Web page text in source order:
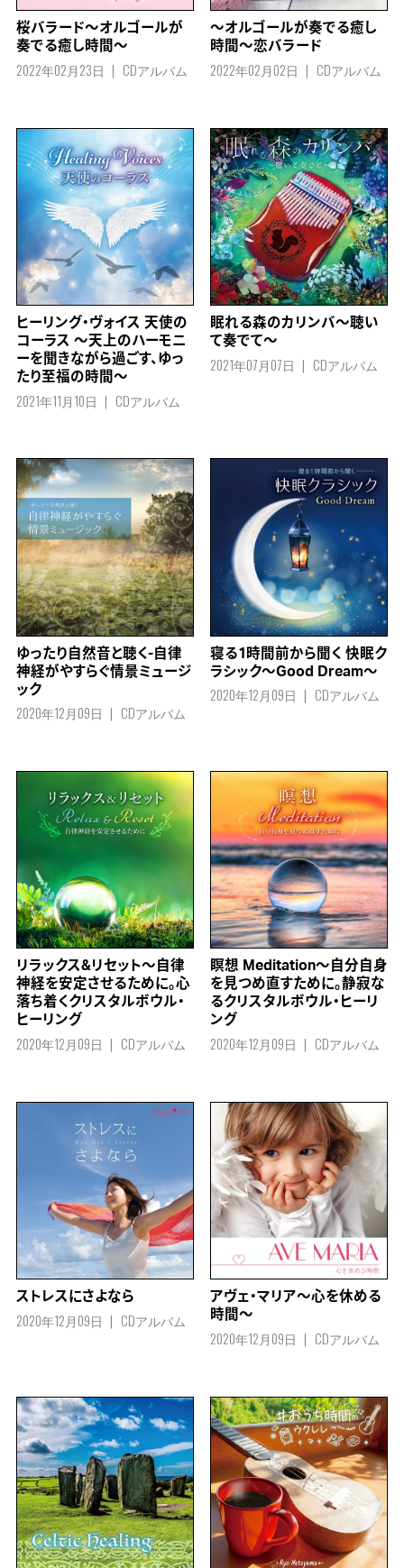
桜バラード～オルゴールが
奏でる癒し時間～
2022年02月23日 CDアルバム
～オルゴールが奏でる癒し
時間～恋バラード
2022年02月02日 CDアルバム
ヒーリング・ヴォイス 天使の
コーラス ～天上のハーモニ
ーを聞きながら過ごす、ゆっ
たり至福の時間～
2021年11月10日 CDアルバム
眠れる森のカリンバ～聴い
て奏でて～
2021年07月07日 CDアルバム
ゆったり自然音と聴く-自律
神経がやすらぐ情景ミュージ
ック
2020年12月09日 CDアルバム
寝る1時間前から聞く 快眠ク
ラシック～Good Dream～
2020年12月09日 CDアルバム
リラックス&リセット～自律
神経を安定させるために。心
落ち着くクリスタルボウル・
ヒーリング
2020年12月09日 CDアルバム
瞑想 Meditation～自分自身
を見つめ直すために。静寂な
るクリスタルボウル・ヒーリ
ング
2020年12月09日 CDアルバム
ストレスにさよなら
2020年12月09日 CDアルバム
アヴェ・マリア～心を休める
時間～
2020年12月09日 CDアルバム